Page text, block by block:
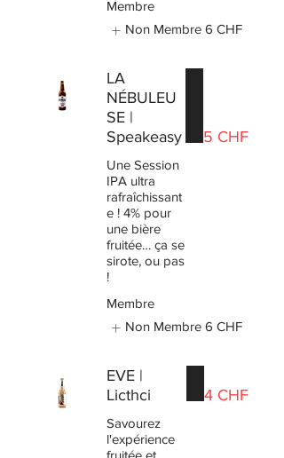
Membre
Non Membre 6 CHF
LA
NÉBULEU
SE |
Speakeasy
Une Session
IPA ultra
rafraîchissant
e ! 4% pour
une bière
fruitée… ça se
sirote, ou pas
!
5 CHF
Membre
Non Membre 6 CHF
EVE |
Licthci
Savourez
l'expérience
fruitée et
4 CHF